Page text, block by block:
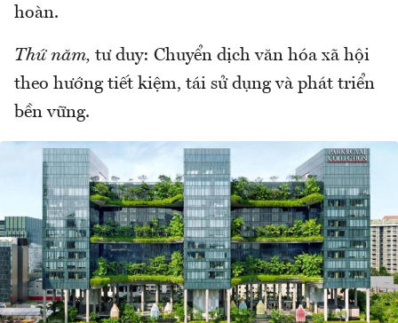
hoàn.
Thứ năm, tư duy: Chuyển dịch văn hóa xã hội
theo hướng tiết kiệm, tái sử dụng và phát triển
bền vững.